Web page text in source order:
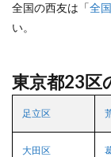
全国の西友は「全
い。
東京都23区
足立区
大田区